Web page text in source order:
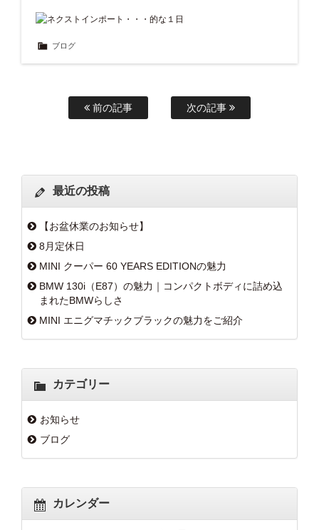
ブログ
前の記事 次の記事
最近の投稿
【お盆休業のお知らせ】
8月定休日
MINI クーパー 60 YEARS EDITIONの魅力
BMW 130i（E87）の魅力｜コンパクトボディに詰め込
まれたBMWらしさ
MINI エニグマチックブラックの魅力をご紹介
カテゴリー
お知らせ
ブログ
カレンダー